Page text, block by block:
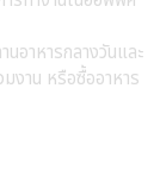
นอาหารกลางวันและ
งาน หรือซื้ออาหาร